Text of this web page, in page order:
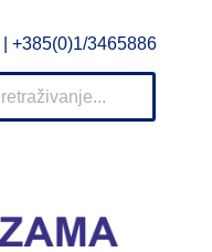
| +385(0)1/3465886